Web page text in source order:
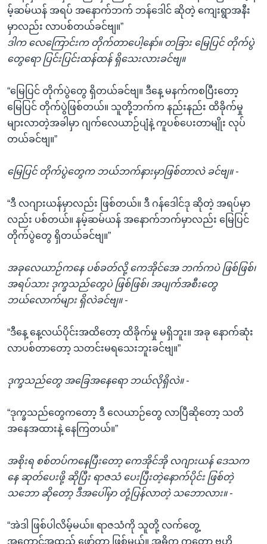
မ့်ဆမ်ယန် အရပ် အနောက်ဘက် ဘန်ဒေါင် ဆိုတဲ့ ကျေးရွာအနီး
မှာလည်း လာပစ်တယ်ခင်ဗျ။”
ဒါက လေကြောင်းက တိုက်တာပေါ့နော်။ တခြား မြေပြင် တိုက်ပွဲ
တွေရော ပြင်းပြင်းထန်ထန် ရှိသေးလားခင်ဗျ။
“မြေပြင် တိုက်ပွဲတွေ ရှိတယ်ခင်ဗျ။ ဒီနေ့ မနက်ကစပြီးတော့
မြေပြင် တိုက်ပွဲဖြစ်တယ်။ သူတို့ဘက်က နည်းနည်း ထိခိုက်မှု
များလာတဲ့အခါမှာ ဂျက်လေယာဉ်ပျံနဲ့ ကူပစ်ပေးတာမျိုး လုပ်
တယ်ခင်ဗျ။”
မြေပြင် တိုက်ပွဲတွေက ဘယ်ဘက်နားမှာဖြစ်တာလဲ ခင်ဗျ။ -
“ဒီ လဂျားယန်မှာလည်း ဖြစ်တယ်။ ဒီ ဂန်ဒေါင်ဒု ဆိုတဲ့ အရပ်မှာ
လည်း ပစ်တယ်။ နမ့်ဆမ်ယန် အနောက်ဘက်မှာလည်း မြေပြင်
တိုက်ပွဲတွေ ရှိတယ်ခင်ဗျ။”
အခုလေယာဉ်ကနေ ပစ်ခတ်လို့ ကေအိုင်အေ ဘက်ကပဲ ဖြစ်ဖြစ်၊
အရပ်သား ဒုက္ခသည်တွေပဲ ဖြစ်ဖြစ်၊ အပျက်အစီးတွေ
ဘယ်လောက်များ ရှိလဲခင်ဗျ။ -
“ဒီနေ့ နေ့လယ်ပိုင်းအထိတော့ ထိခိုက်မှု မရှိဘူး။ အခု နောက်ဆုံး
လာပစ်တာတော့ သတင်းမရသေးဘူးခင်ဗျ။”
ဒုက္ခသည်တွေ အခြေအနေရော ဘယ်လိုရှိလဲ။ -
“ဒုက္ခသည်တွေကတော့ ဒီ လေယာဉ်တွေ လာပြီဆိုတော့ သတိ
အနေအထားနဲ့ နေကြတယ်။”
အစိုးရ စစ်တပ်ကနေပြီးတော့ ကေအိုင်အို လဂျားယန် ဒေသက
နေ ဆုတ်ပေးဖို့ ဆိုပြီး ရာဇသံ ပေးပြီးတဲ့နောက်ပိုင်း ဖြစ်တဲ့
သဘော ဆိုတော့ ဒီအပေါ်မှာ တုံ့ပြန်လာတဲ့ သဘောလား။ -
“အဲဒါ ဖြစ်ပါလိမ့်မယ်။ ရာဇသံကို သူတို့ လက်တွေ့
အကောင်အထည် ဖော်တာ ဖြစ်မယ်။ အဓိက ကတော့ ဗဟို